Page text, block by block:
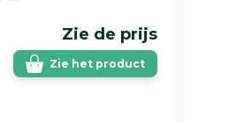
Zie de prijs
Zie het product